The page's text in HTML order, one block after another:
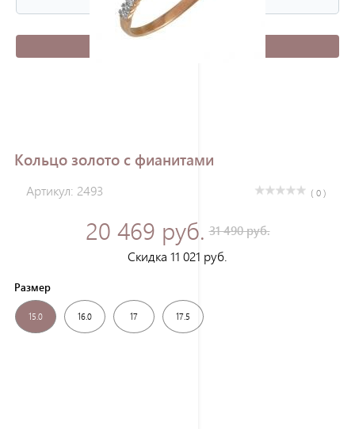
Кольцо золото с фианитами
Артикул: 2493 ( 0 )
20 469 руб. 31 490 руб.
Скидка 11 021 руб.
Размер
15.0 16.0 17 17.5